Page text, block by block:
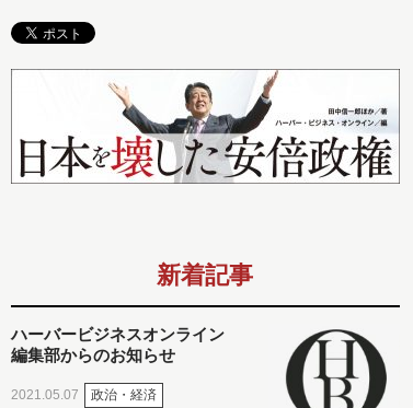
新着記事
ハーバービジネスオンライン
編集部からのお知らせ
2021.05.07 政治・経済